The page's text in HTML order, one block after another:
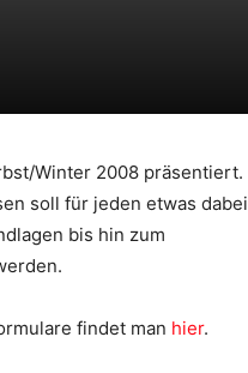
Winter 2008 präsentiert.
soll für jeden etwas dabei
bis hin zum
findet man hier.